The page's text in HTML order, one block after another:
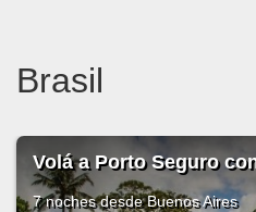
Brasil
Volá a Porto Seguro
7 nochesdesde Buenos Aires